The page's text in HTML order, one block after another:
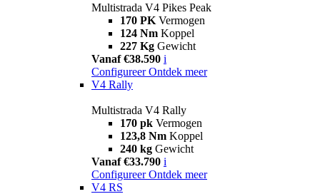
Multistrada V4 Pikes Peak
170 PK Vermogen
124 Nm Koppel
227 Kg Gewicht
Vanaf €38.590 i
Configureer Ontdek meer
V4 Rally
Multistrada V4 Rally
170 pk Vermogen
123,8 Nm Koppel
240 kg Gewicht
Vanaf €33.790 i
Configureer Ontdek meer
V4 RS